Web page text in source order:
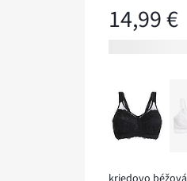
14,99 €